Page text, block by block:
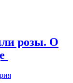
розы. О